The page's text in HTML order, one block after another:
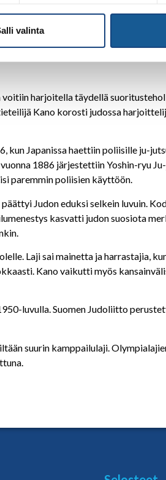
valinta
kun
harjoitella täydellä
Kano korosti judossa
Japanissa haettiin poliisille ju-
1886 järjestettiin Yoshin-ryu
paremmin poliisien käyttöön.
Judon eduksi selkein luvuin.
kasvatti judon suosiota
Laji sai mainetta ja harrastajia,
Kano vaikutti myös
luvulla. Suomen Judoliitto
suurin kamppailulaji.